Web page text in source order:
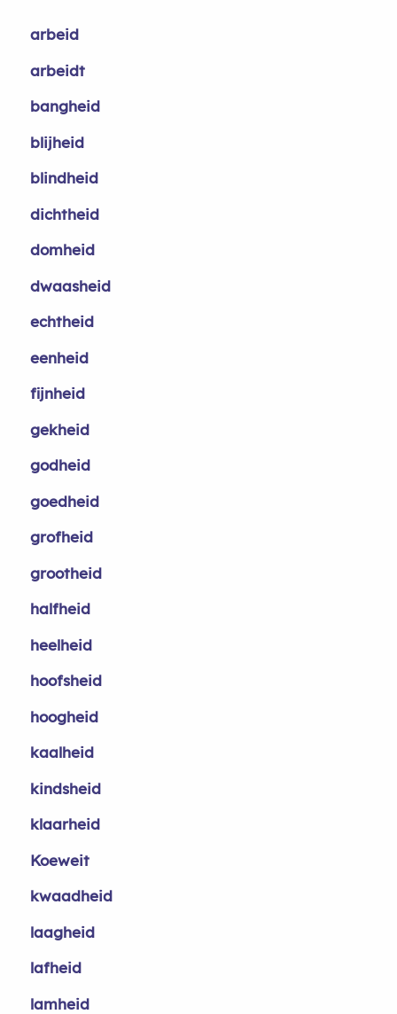
arbeid
arbeidt
bangheid
blijheid
blindheid
dichtheid
domheid
dwaasheid
echtheid
eenheid
fijnheid
gekheid
godheid
goedheid
grofheid
grootheid
halfheid
heelheid
hoofsheid
hoogheid
kaalheid
kindsheid
klaarheid
Koeweit
kwaadheid
laagheid
lafheid
lamheid